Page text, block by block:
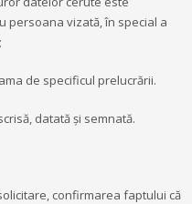
persoana vizată, în special a
de specificul prelucrării.
datată și semnată.
confirmarea faptului că